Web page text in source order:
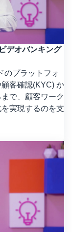
デオバンキング
のプラットフォ
客確認(KYC) か
で、顧客ワーク
実現するのを支